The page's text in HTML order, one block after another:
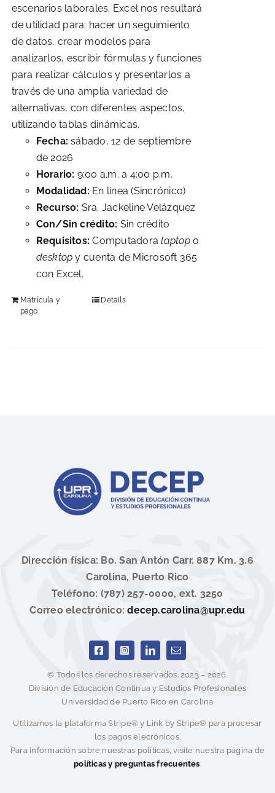
escenarios laborales. Excel nos resultará
de utilidad para: hacer un seguimiento
de datos, crear modelos para
analizarlos, escribir fórmulas y funciones
para realizar cálculos y presentarlos a
través de una amplia variedad de
alternativas, con diferentes aspectos,
utilizando tablas dinámicas.
Fecha: sábado, 12 de septiembre
de 2026
Horario: 9:00 a.m. a 4:00 p.m.
Modalidad: En línea (Sincrónico)
Recurso: Sra. Jackeline Velázquez
Con/Sin crédito: Sin crédito
Requisitos: Computadoralaptopo
desktop y cuenta de Microsoft 365
con Excel.
Matrícula y
pago
Details
Dirección física: Bo. San Antón Carr. 887 Km. 3.6
Carolina, Puerto Rico
Teléfono: (787) 257-0000, ext. 3250
Correo electrónico:decep.carolina@upr.edu
© Todos los derechos reservados. 2023 – 2026.
División de Educación Continua y Estudios Profesionales
Universidad de Puerto Rico en Carolina
Utilizamos la plataforma Stripe® y Link by Stripe® para procesar
los pagos elecrónicos.
Para información sobre nuestras políticas, visite nuestra página de
políticas y preguntas frecuentes.